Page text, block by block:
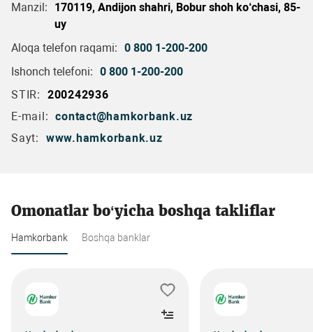
Manzil:
170119, Andijon shahri, Bobur shoh ko‘chasi, 85-
uy
Aloqa telefon raqami: 0 800 1-200-200
Ishonch telefoni: 0 800 1-200-200
STIR:
200242936
E-mail: contact@hamkorbank.uz
Sayt:
www.hamkorbank.uz
Omonatlar bo‘yicha boshqa takliflar
Hamkorbank Boshqa banklar